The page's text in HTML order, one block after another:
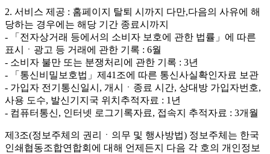
2. 서비스 제공 : 홈페이지 탈퇴 시까지 다만,다음의 사유에 해
당하는 경우에는 해당 기간 종료시까지
- 「전자상거래 등에서의 소비자 보호에 관한 법률」에 따른
표시ㆍ광고 등 거래에 관한 기록 : 6월
- 소비자 불만 또는 분쟁처리에 관한 기록 : 3년
- 「통신비밀보호법」제41조에 따른 통신사실확인자료 보관
- 가입자 전기통신일시, 개시ㆍ종료 시간, 상대방 가입자번호,
사용 도수, 발신기지국 위치추적자료 : 1년
- 컴퓨터통신, 인터넷 로그기록자료, 접속지 추적자료 : 3개월
제3조(정보주체의 권리ㆍ의무 및 행사방법) 정보주체는 한국
인쇄협동조합연합회에 대해 언제든지 다음 각 호의 개인정보